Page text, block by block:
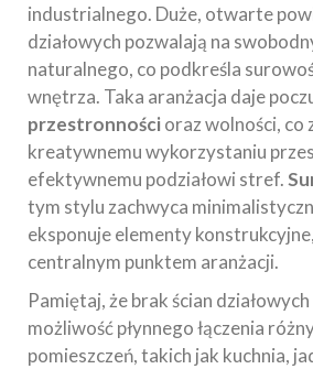
industrialnego. Duże, otwarte
działowych pozwalają na
naturalnego, co podkreśla
wnętrza. Taka aranżacja daje
przestronnościoraz wolności, co
kreatywnemu wykorzystaniu
efektywnemu podziałowi stref.
tym stylu zachwyca
eksponuje elementy
centralnym punktem aranżacji.
Pamiętaj, że brak ścian
możliwość płynnego łączenia
pomieszczeń, takich jak kuchnia,